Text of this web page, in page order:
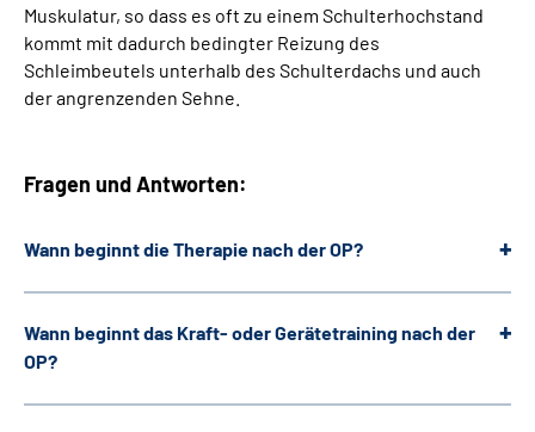
Muskulatur, so dass es oft zu einem Schulterhochstand
kommt mit dadurch bedingter Reizung des
Schleimbeutels unterhalb des Schulterdachs und auch
der angrenzenden Sehne.
Fragen und Antworten:
Wann beginnt die Therapie nach der OP?
Wann beginnt das Kraft- oder Gerätetraining nach der
OP?